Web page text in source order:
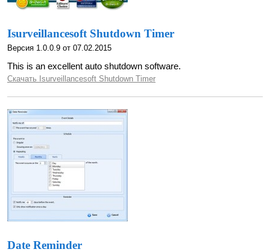
Isurveillancesoft Shutdown Timer
Версия 1.0.0.9 от 07.02.2015
This is an excellent auto shutdown software.
Скачать Isurveillancesoft Shutdown Timer
Date Reminder